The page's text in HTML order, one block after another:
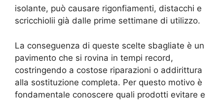
isolante, può causare rigonfiamenti, distacchi e
scricchiolii già dalle prime settimane di utilizzo.
La conseguenza di queste scelte sbagliate è un
pavimento che si rovina in tempi record,
costringendo a costose riparazioni o addirittura
alla sostituzione completa. Per questo motivo è
fondamentale conoscere quali prodotti evitare e